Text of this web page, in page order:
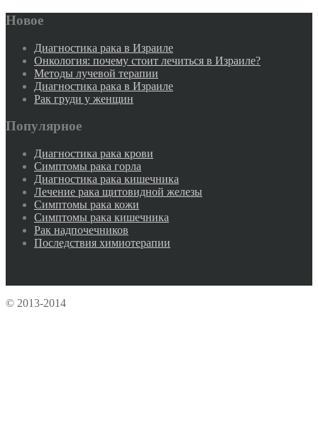
Новое
Диагностика рака в Израиле
Онкология: почему стоит лечиться в Израиле?
Методы лучевой терапии
Диагностика рака в Израиле
Рак груди у женщин
Популярное
Диагностика рака крови
Симптомы рака горла
Диагностика рака кишечника
Лечение рака щитовидной железы
Симптомы рака кожи
Симптомы рака кишечника
Рак надпочечников
Последствия химиотерапии
© 2013-2014